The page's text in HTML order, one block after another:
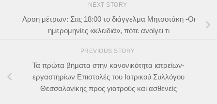
NEXT STORY
Αρση μέτρων: Στις 18:00 το διάγγελμα Μητσοτάκη -Οι
ημερομηνίες «κλειδιά», πότε ανοίγει τι
PREVIOUS STORY
Τα πρώτα βήματα στην κανονικότητα ιατρείων-
εργαστηρίων Επιστολές του Ιατρικού Συλλόγου
Θεσσαλονίκης προς γιατρούς και ασθενείς